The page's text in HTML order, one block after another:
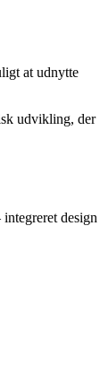
at udnytte
udvikling, der
design